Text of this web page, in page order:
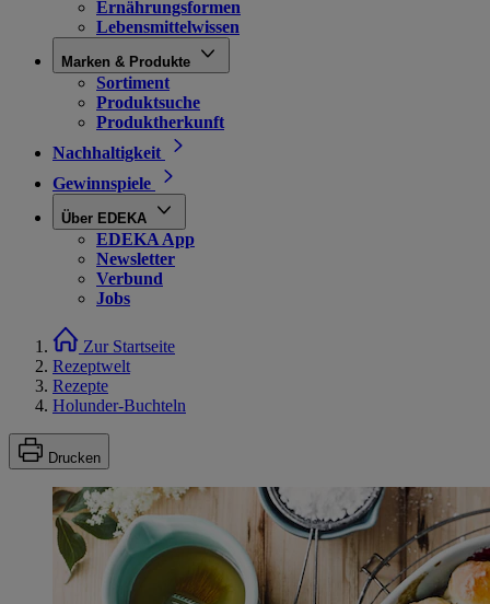
Ernährungsformen
Lebensmittelwissen
Marken & Produkte
Sortiment
Produktsuche
Produktherkunft
Nachhaltigkeit
Gewinnspiele
Über EDEKA
EDEKA App
Newsletter
Verbund
Jobs
Zur Startseite
Rezeptwelt
Rezepte
Holunder-Buchteln
Drucken